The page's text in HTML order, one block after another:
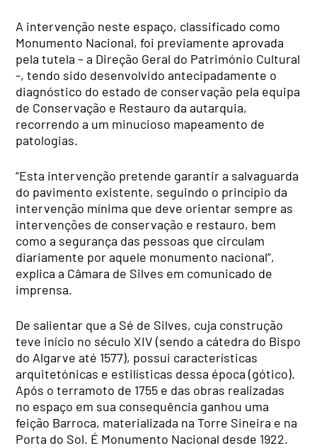
A intervenção neste espaço, classificado como
Monumento Nacional, foi previamente aprovada
pela tutela – a Direção Geral do Património Cultural
-, tendo sido desenvolvido antecipadamente o
diagnóstico do estado de conservação pela equipa
de Conservação e Restauro da autarquia,
recorrendo a um minucioso mapeamento de
patologias.
“Esta intervenção pretende garantir a salvaguarda
do pavimento existente, seguindo o princípio da
intervenção mínima que deve orientar sempre as
intervenções de conservação e restauro, bem
como a segurança das pessoas que circulam
diariamente por aquele monumento nacional”,
explica a Câmara de Silves em comunicado de
imprensa.
De salientar que a Sé de Silves, cuja construção
teve início no século XIV (sendo a cátedra do Bispo
do Algarve até 1577), possui características
arquitetónicas e estilísticas dessa época (gótico).
Após o terramoto de 1755 e das obras realizadas
no espaço em sua consequência ganhou uma
feição Barroca, materializada na Torre Sineira e na
Porta do Sol. É Monumento Nacional desde 1922.